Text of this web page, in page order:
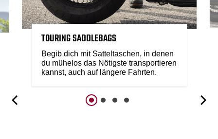
TOURING SADDLEBAGS
Begib dich mit Satteltaschen, in denen
du mühelos das Nötigste transportieren
kannst, auch auf längere Fahrten.